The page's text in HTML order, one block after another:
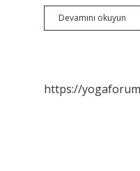
Devamını okuyun
https://